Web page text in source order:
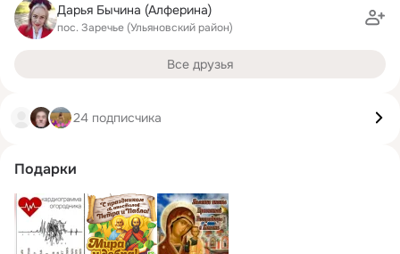
Дарья Бычина (Алферина)
пос. Заречье (Ульяновский район)
Все друзья
24 подписчика
Подарки